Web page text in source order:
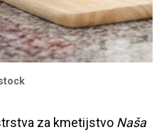
za kmetijstvo Naša